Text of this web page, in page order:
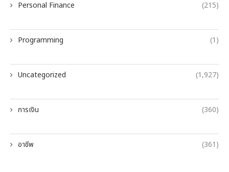
Personal Finance (215)
Programming (1)
Uncategorized (1,927)
การเงิน (360)
อาชีพ (361)